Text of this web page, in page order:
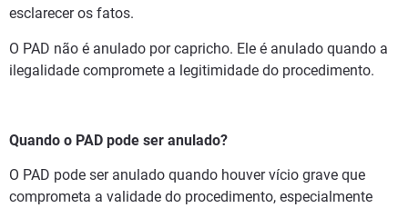
esclarecer os fatos.
O PAD não é anulado por capricho. Ele é anulado quando a
ilegalidade compromete a legitimidade do procedimento.
Quando o PAD pode ser anulado?
O PAD pode ser anulado quando houver vício grave que
comprometa a validade do procedimento, especialmente